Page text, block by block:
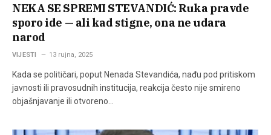
NEKA SE SPREMI STEVANDIĆ: Ruka pravde
sporo ide — ali kad stigne, ona ne udara
narod
VIJESTI 13 rujna, 2025
Kada se političari, poput Nenada Stevandića, nađu pod pritiskom
javnosti ili pravosudnih institucija, reakcija često nije smireno
objašnjavanje ili otvoreno…